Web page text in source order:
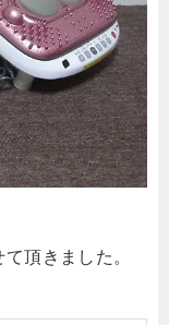
頂きました。